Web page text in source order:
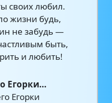
своих любил.
жизни будь,
не забудь —
быть,
и любить!
Егорки…
Егорки